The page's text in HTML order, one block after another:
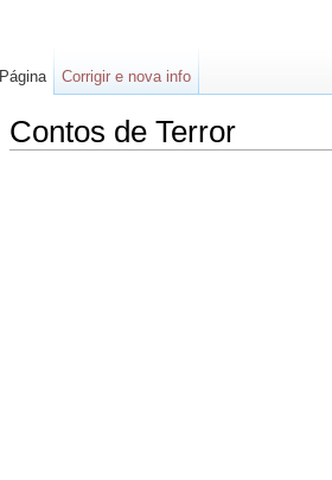
Contos de Terror
Página Corrigir e nova info